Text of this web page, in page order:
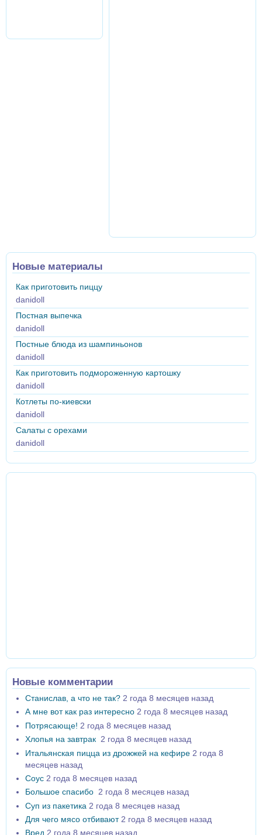
Новые материалы
Как приготовить пиццу
danidoll
Постная выпечка
danidoll
Постные блюда из шампиньонов
danidoll
Как приготовить подмороженную картошку
danidoll
Котлеты по-киевски
danidoll
Салаты с орехами
danidoll
Новые комментарии
Станислав, а что не так? 2 года 8 месяцев назад
А мне вот как раз интересно 2 года 8 месяцев назад
Потрясающе! 2 года 8 месяцев назад
Хлопья на завтрак 2 года 8 месяцев назад
Итальянская пицца из дрожжей на кефире 2 года 8
месяцев назад
Соус 2 года 8 месяцев назад
Большое спасибо 2 года 8 месяцев назад
Суп из пакетика 2 года 8 месяцев назад
Для чего мясо отбивают 2 года 8 месяцев назад
Вред 2 года 8 месяцев назад